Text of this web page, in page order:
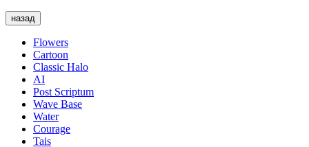
назад
Flowers
Cartoon
Classic Halo
AI
Post Scriptum
Wave Base
Water
Courage
Tais